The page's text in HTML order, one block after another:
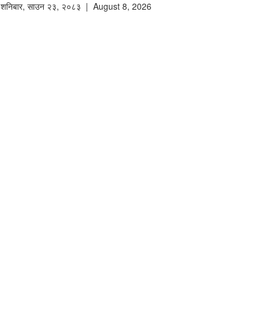
शनिबार, साउन २३, २०८३ | August 8, 2026